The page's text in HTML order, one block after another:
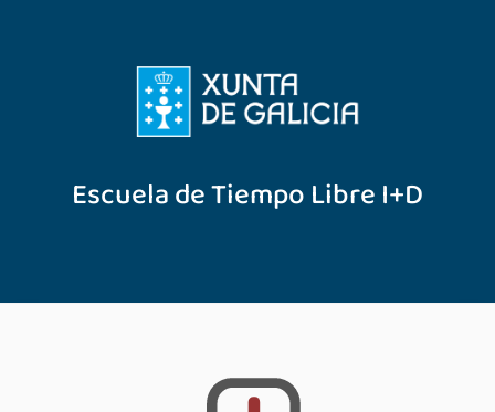
Escuela de Tiempo Libre I+D